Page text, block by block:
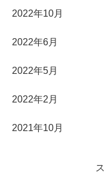
2022年10月
2022年6月
2022年5月
2022年2月
2021年10月